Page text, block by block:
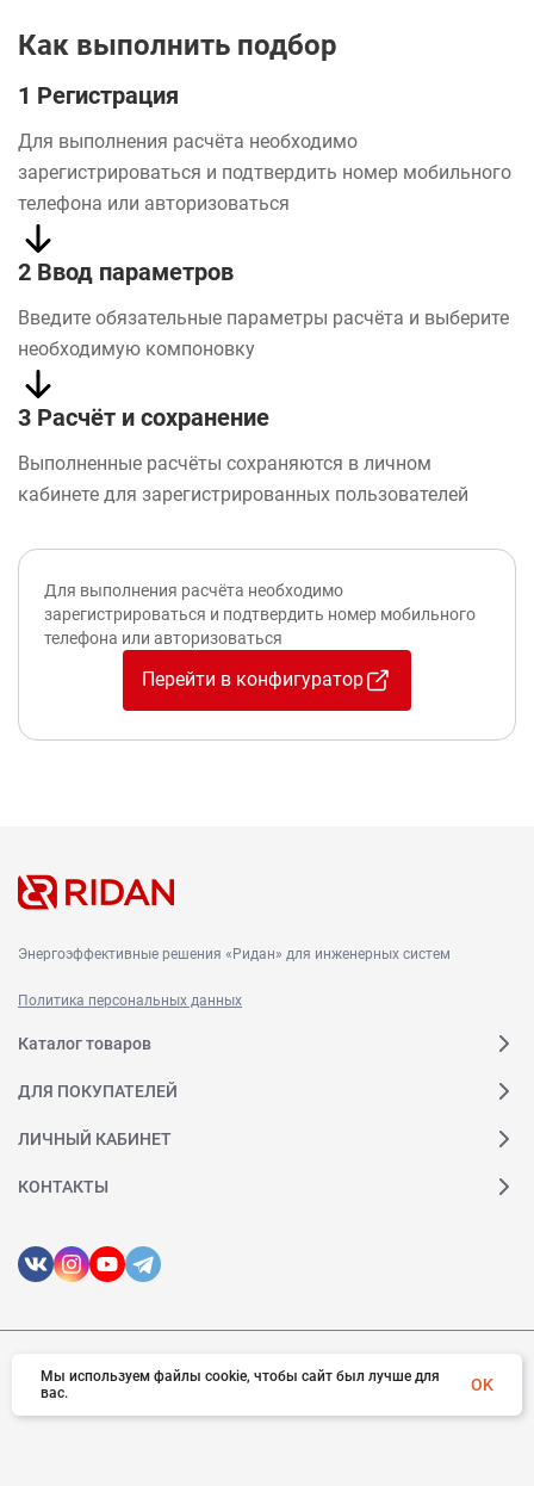
Как выполнить подбор
1 Регистрация
Для выполнения расчёта необходимо
зарегистрироваться и подтвердить номер мобильного
телефона или авторизоваться
2 Ввод параметров
Введите обязательные параметры расчёта и выберите
необходимую компоновку
3 Расчёт и сохранение
Выполненные расчёты сохраняются в личном
кабинете для зарегистрированных пользователей
Для выполнения расчёта необходимо
зарегистрироваться и подтвердить номер мобильного
телефона или авторизоваться
Перейти в конфигуратор
Энергоэффективные решения «Ридан» для инженерных систем
Политика персональных данных
Каталог товаров
ДЛЯ ПОКУПАТЕЛЕЙ
ЛИЧНЫЙ КАБИНЕТ
КОНТАКТЫ
© 2026 Ридан. Все права защищены
Мы используем файлы cookie, чтобы сайт был лучше для
вас.
OK